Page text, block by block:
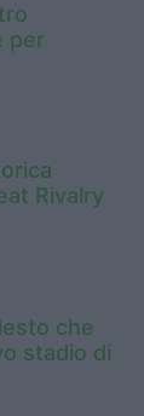
per
Rivalry
che
stadio di